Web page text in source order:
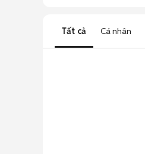
Tất cả Cá nhân